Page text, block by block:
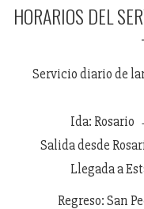
HORARIOS DEL
Servicio diario de
Ida: Rosario
Salida desde
Llegada a
Regreso: San